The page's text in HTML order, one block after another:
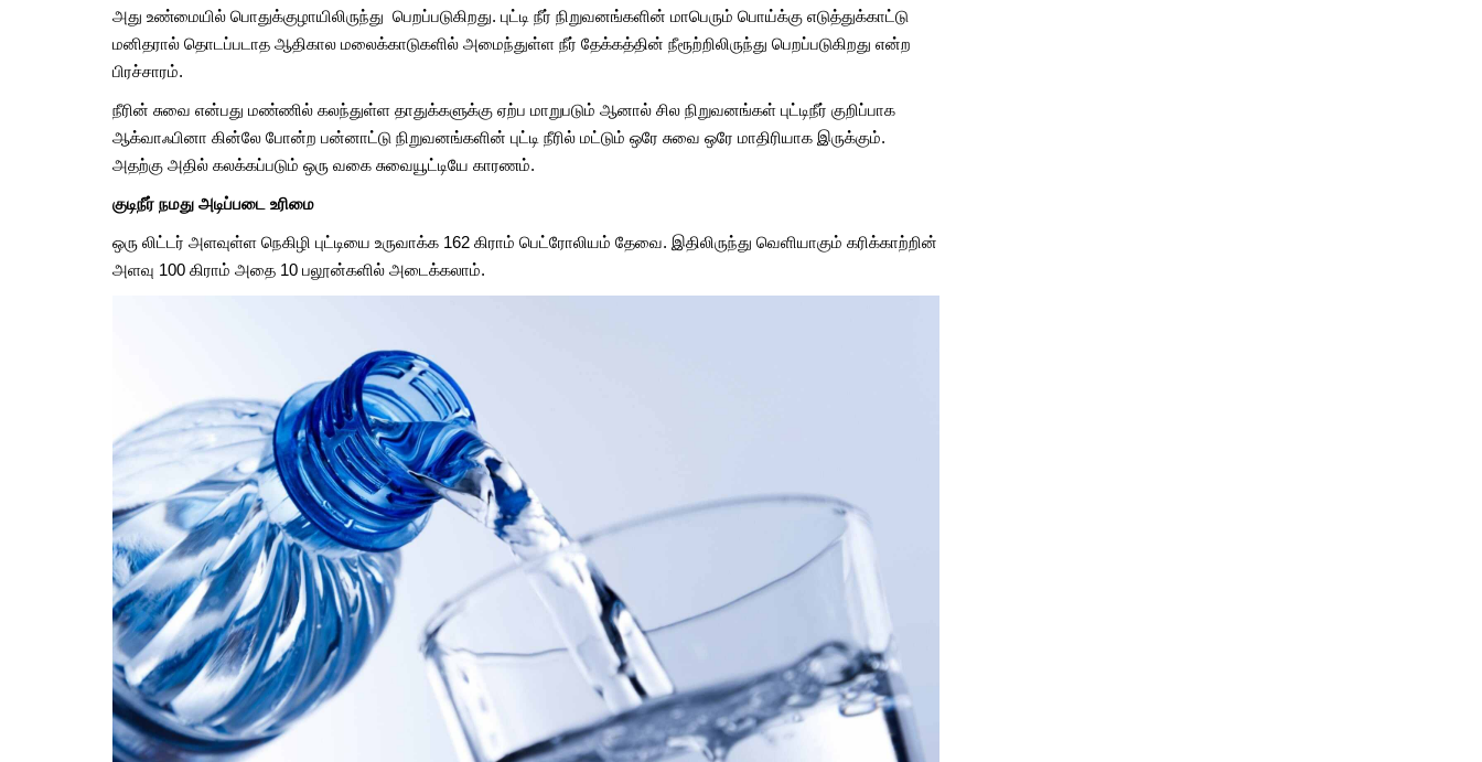
அது உண்மையில் பொதுக்குழாயிலிருந்து பெறப்படுகிறது. புட்டி நீர் நிறுவனங்களின் மாபெரும் பொய்க்கு எடுத்துக்காட்டு
மனிதரால் தொடப்படாத ஆதிகால மலைக்காடுகளில் அமைந்துள்ள நீர் தேக்கத்தின் நீரூற்றிலிருந்து பெறப்படுகிறது என்ற
பிரச்சாரம்.
நீரின் சுவை என்பது மண்ணில் கலந்துள்ள தாதுக்களுக்கு ஏற்ப மாறுபடும் ஆனால் சில நிறுவனங்கள் புட்டிநீர் குறிப்பாக
ஆக்வாஃபினா கின்லே போன்ற பன்னாட்டு நிறுவனங்களின் புட்டி நீரில் மட்டும் ஒரே சுவை ஒரே மாதிரியாக இருக்கும்.
அதற்கு அதில் கலக்கப்படும் ஒரு வகை சுவையூட்டியே காரணம்.
குடிநீர் நமது அடிப்படை உரிமை
ஒரு லிட்டர் அளவுள்ள நெகிழி புட்டியை உருவாக்க 162 கிராம் பெட்ரோலியம் தேவை. இதிலிருந்து வெளியாகும் கரிக்காற்றின்
அளவு 100 கிராம் அதை 10 பலூன்களில் அடைக்கலாம்.